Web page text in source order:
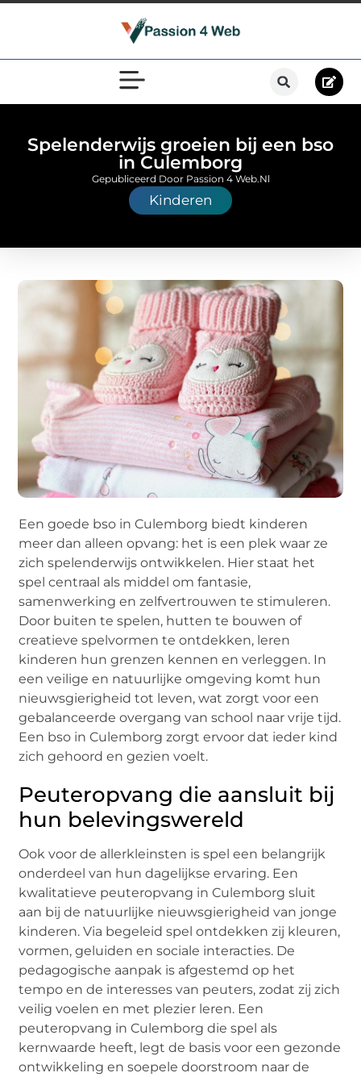
Spelenderwijs groeien bij een bso
in Culemborg
Kinderen
Gepubliceerd Door Passion 4 Web.nl
Een goede bso in Culemborg biedt kinderen
meer dan alleen opvang: het is een plek waar ze
zich spelenderwijs ontwikkelen. Hier staat het
spel centraal als middel om fantasie,
samenwerking en zelfvertrouwen te stimuleren.
Door buiten te spelen, hutten te bouwen of
creatieve spelvormen te ontdekken, leren
kinderen hun grenzen kennen en verleggen. In
een veilige en natuurlijke omgeving komt hun
nieuwsgierigheid tot leven, wat zorgt voor een
gebalanceerde overgang van school naar vrije tijd.
Een bso in Culemborg zorgt ervoor dat ieder kind
zich gehoord en gezien voelt.
Peuteropvang die aansluit bij
hun belevingswereld
Ook voor de allerkleinsten is spel een belangrijk
onderdeel van hun dagelijkse ervaring. Een
kwalitatieve peuteropvang in Culemborg sluit
aan bij de natuurlijke nieuwsgierigheid van jonge
kinderen. Via begeleid spel ontdekken zij kleuren,
vormen, geluiden en sociale interacties. De
pedagogische aanpak is afgestemd op het
tempo en de interesses van peuters, zodat zij zich
veilig voelen en met plezier leren. Een
peuteropvang in Culemborg die spel als
kernwaarde heeft, legt de basis voor een gezonde
ontwikkeling en soepele doorstroom naar de